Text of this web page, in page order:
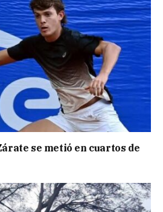
se metió en cuartos de